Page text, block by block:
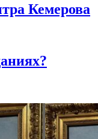
Кемерова